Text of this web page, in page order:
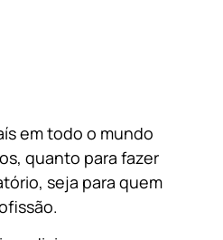
em todo o mundo
quanto para fazer
seja para quem